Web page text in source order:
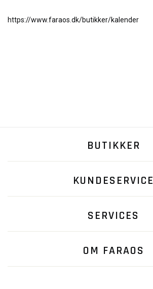
https://www.faraos.dk/butikker/kalender
BUTIKKER
KUNDESERVICE
SERVICES
OM FARAOS